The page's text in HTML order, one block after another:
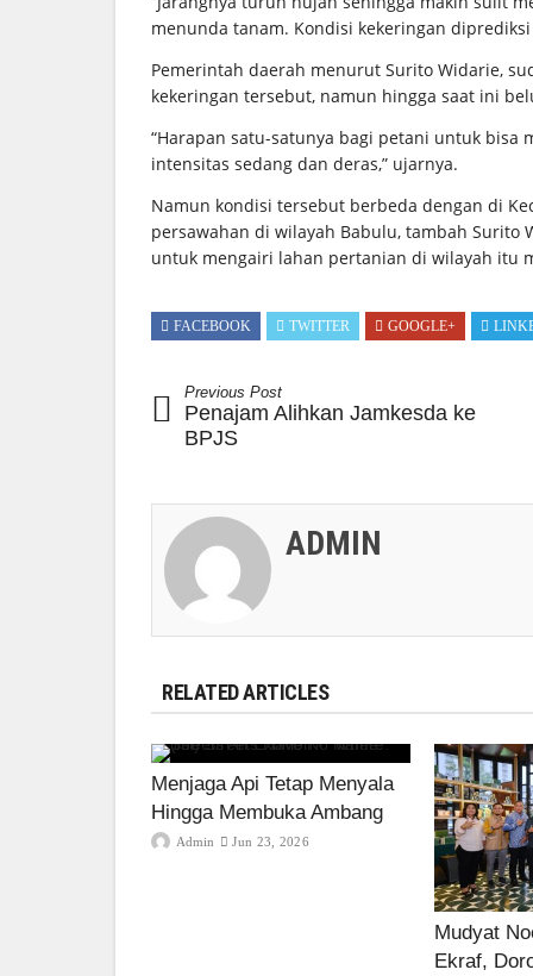
menunda tanam. Kondisi kekeringan
Pemerintah daerah menurut Surito Widarie,
kekeringan tersebut, namun hingga saat ini
“Harapan satu-satunya bagi petani untuk bisa
intensitas sedang dan deras,” ujarnya.
Namun kondisi tersebut berbeda dengan di
persawahan di wilayah Babulu, tambah
untuk mengairi lahan pertanian di wilayah itu
FACEBOOK TWITTER GOOGLE+
Previous Post
Penajam Alihkan Jamkesda ke
BPJS
ADMIN
RELATED ARTICLES
Menjaga Api Tetap Menyala
Hingga Membuka Ambang
Admin Jun 23, 2026
Mudyat
Ekraf,